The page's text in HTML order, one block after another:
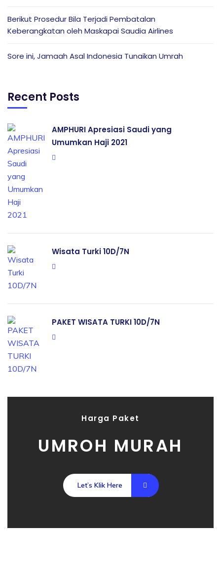
Berikut Prosedur Bila Terjadi Pembatalan
Keberangkatan oleh Maskapai Saudia Airlines
Sore ini, Jamaah Asal Indonesia Tunaikan Umrah
Recent Posts
AMPHURI Apresiasi Saudi yang
Umumkan Haji 2021
Wisata Turki 10D/7N
PAKET WISATA TURKI 10D/7N
Harga Paket
UMROH MURAH
Let’s Klik Here